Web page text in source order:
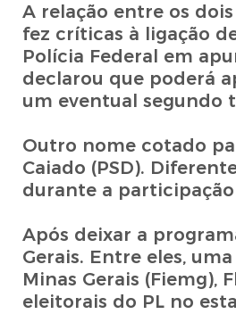
A relação entre os
fez críticas à ligação
Polícia Federal em
declarou que poderá
um eventual segundo
Outro nome cotado
Caiado (PSD).
durante a
Após deixar a
Gerais. Entre eles,
Minas Gerais (Fiemg),
eleitorais do PL no